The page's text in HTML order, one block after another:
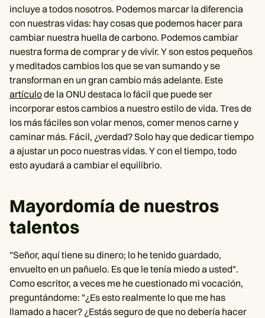
incluye a todos nosotros. Podemos marcar la diferencia
con nuestras vidas: hay cosas que podemos hacer para
cambiar nuestra huella de carbono. Podemos cambiar
nuestra forma de comprar y de vivir. Y son estos pequeños
y meditados cambios los que se van sumando y se
transforman en un gran cambio más adelante. Este
artículode la ONU destaca lo fácil que puede ser
incorporar estos cambios a nuestro estilo de vida. Tres de
los más fáciles son volar menos, comer menos carne y
caminar más. Fácil, ¿verdad? Solo hay que dedicar tiempo
a ajustar un poco nuestras vidas. Y con el tiempo, todo
esto ayudará a cambiar el equilibrio.
Mayordomía de nuestros
talentos
"Señor, aquí tiene su dinero; lo he tenido guardado,
envuelto en un pañuelo. Es que le tenía miedo a usted".
Como escritor, a veces me he cuestionado mi vocación,
preguntándome: "¿Es esto realmente lo que me has
llamado a hacer? ¿Estás seguro de que no debería hacer